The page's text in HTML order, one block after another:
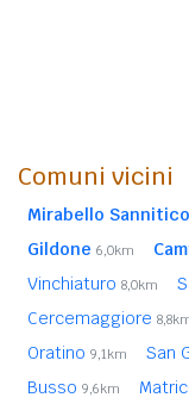
Comuni vicini
Mirabello Sannitico
Gildone 6,0km
Vinchiaturo 8,0km
Cercemaggiore
Oratino 9,1km San
Busso 9,6km